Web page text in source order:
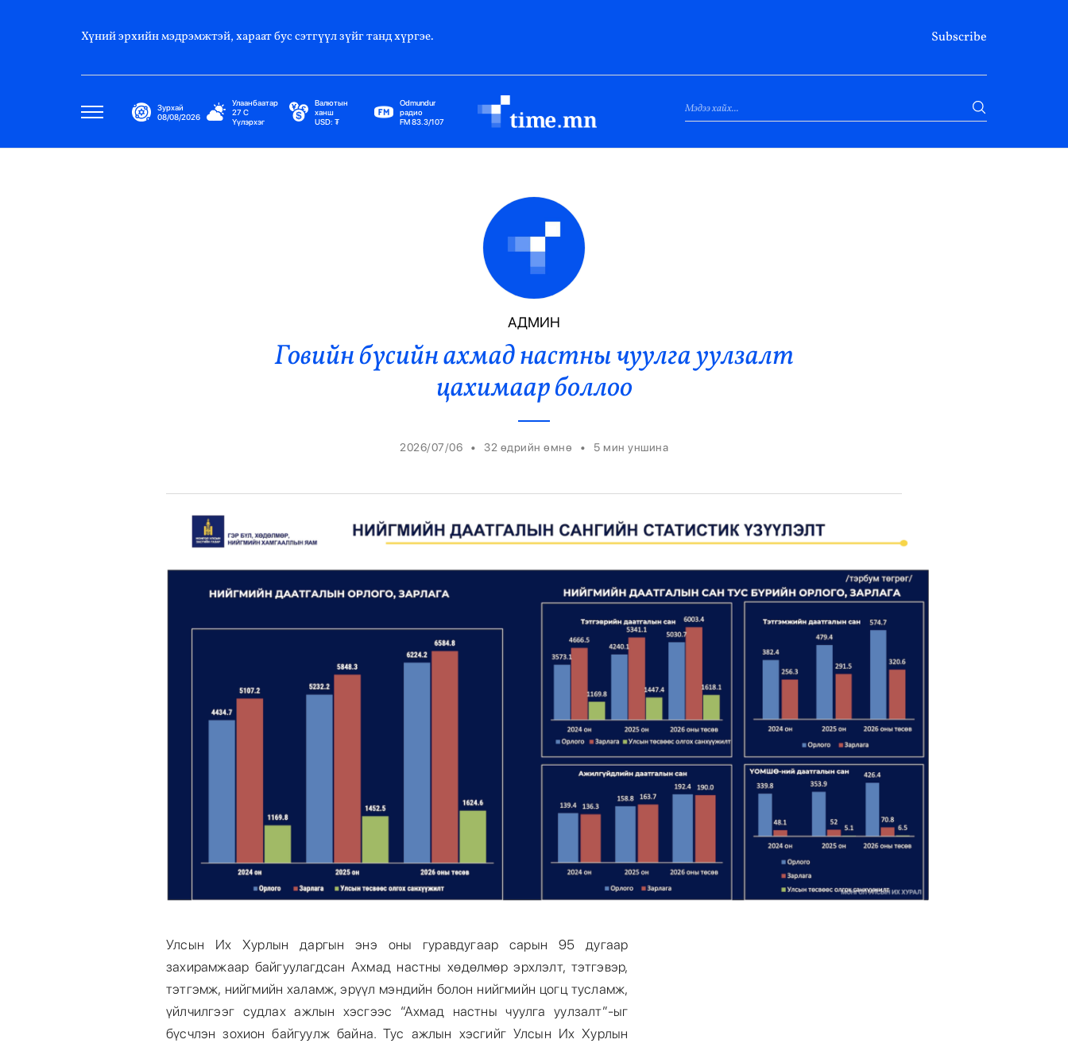
Хүний эрхийн мэдрэмжтэй, хараат бус сэтгүүл зүйг танд хүргэе. Subscribe
Зурхай
08/08/2026
Улаанбаатар
27C
Үүлэрхэг
Валютын
ханш
USD: ₮
Odmundur
радио
FM 83.3/107
Энтертайнмент
Эрэн Сурвалжилга
Гадаад Харилцаа
Элчин Сайд
Парламент
Засгийн Газар
Ерөнхийлөгч
АДМИН
Говийн бүсийн ахмад настны чуулга уулзалт
цахимаар боллоо
2026/07/06 • 32 өдрийн өмнө • 5 мин уншина
Улсын Их Хурлын даргын энэ оны гуравдугаар сарын 95 дугаар
захирамжаар байгуулагдсан Ахмад настны хөдөлмөр эрхлэлт, тэтгэвэр,
тэтгэмж, нийгмийн халамж, эрүүл мэндийн болон нийгмийн цогц тусламж,
үйлчилгээг судлах ажлын хэсгээс “Ахмад настны чуулга уулзалт”-ыг
бүсчлэн зохион байгуулж байна. Тус ажлын хэсгийг Улсын Их Хурлын